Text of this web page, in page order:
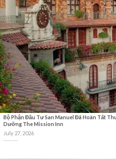
Bộ Phận Đầu Tư San Manuel Đã Hoàn Tất
Dưỡng The Mission Inn
July 27, 2026